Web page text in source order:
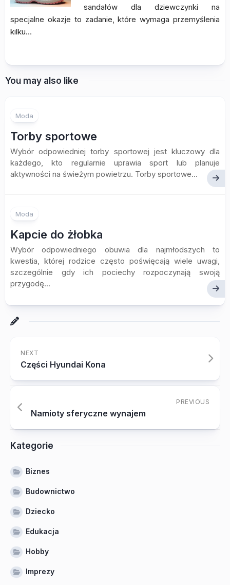
sandałów dla dziewczynki na
specjalne okazje to zadanie, które wymaga przemyślenia
kilku…
You may also like
Moda
Torby sportowe
Wybór odpowiedniej torby sportowej jest kluczowy dla
każdego, kto regularnie uprawia sport lub planuje
aktywności na świeżym powietrzu. Torby sportowe...
Moda
Kapcie do żłobka
Wybór odpowiedniego obuwia dla najmłodszych to
kwestia, której rodzice często poświęcają wiele uwagi,
szczególnie gdy ich pociechy rozpoczynają swoją
przygodę...
NEXT
Części Hyundai Kona
PREVIOUS
Namioty sferyczne wynajem
Kategorie
Biznes
Budownictwo
Dziecko
Edukacja
Hobby
Imprezy